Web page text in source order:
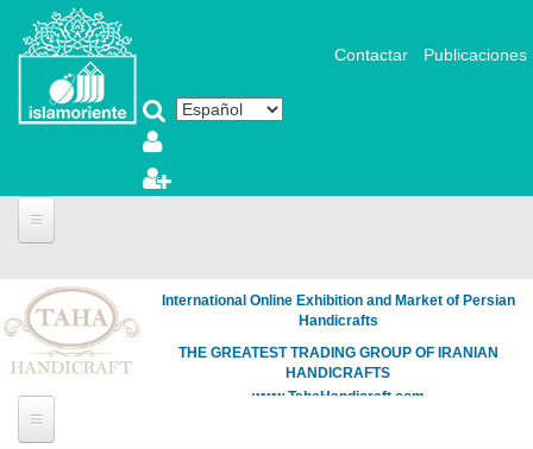
Pasar al contenido principal
Contactar Publicaciones
International Online Exhibition and Market of Persian
Handicrafts
THE GREATEST TRADING GROUP OF IRANIAN
HANDICRAFTS
www.TahaHandicraft.com